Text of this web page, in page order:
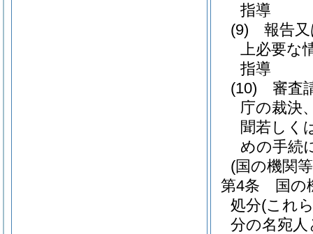
指導
(9)
報告
上必要な
指導
(10)
審査
庁の裁決
聞若しく
めの手続
(国の機関
第4条
国の
処分(これ
分の名宛